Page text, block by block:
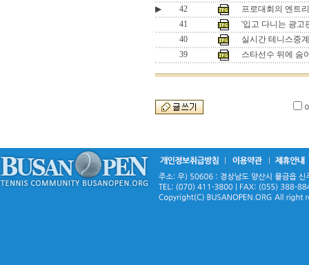
▶
42
프로대회의 엔트
41
'입고 다니는 광고
40
실시간 테니스중
39
스타선수 뒤에 숨